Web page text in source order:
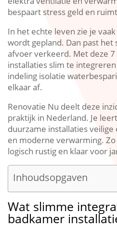
bespaart stress geld en
In het echte leven zie je
wordt gepland.​ Dan past
afvoer verkeerd.​ Met deze
installaties slim te
indeling isolatie
elkaar af.​
Renovatie Nu deelt deze
praktijk in Nederland.​ Je
duurzame installaties
en moderne verwarming.​
logisch rustig en klaar voor
Inhoudsopgaven
Wat slimme
badkamer